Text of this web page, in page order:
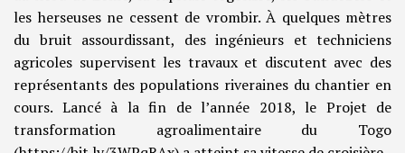
les herseuses ne cessent de vrombir. À quelques mètres
du bruit assourdissant, des ingénieurs et techniciens
agricoles supervisent les travaux et discutent avec des
représentants des populations riveraines du chantier en
cours. Lancé à la fin de l’année 2018, le Projet de
transformation agroalimentaire du Togo